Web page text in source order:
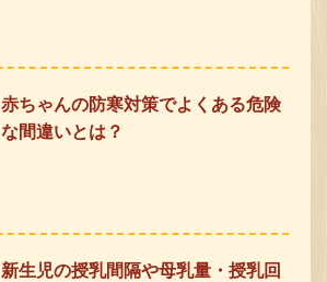
赤ちゃんの防寒対策でよくある危険
な間違いとは？
新生児の授乳間隔や母乳量・授乳回